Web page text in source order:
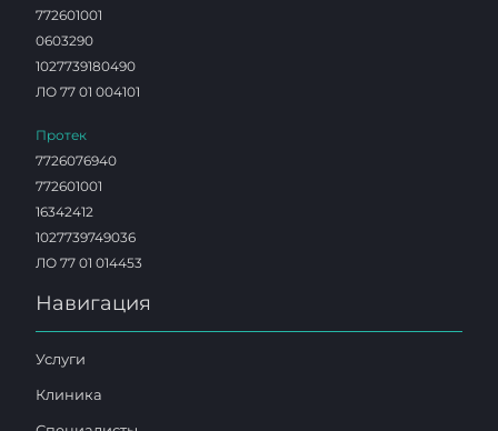
772601001
0603290
1027739180490
ЛО 77 01 004101
Протек
7726076940
772601001
16342412
1027739749036
ЛО 77 01 014453
Навигация
Услуги
Клиника